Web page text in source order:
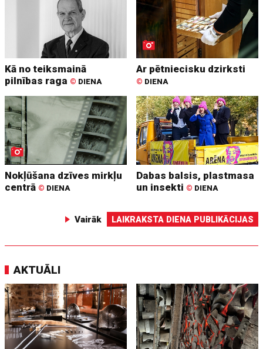
Kā no teiksmainā
pilnības raga © DIENA
Ar pētniecisku dzirksti
© DIENA
Nokļūšana dzīves mirkļu
centrā © DIENA
Dabas balsis, plastmasa
un insekti © DIENA
Vairāk LAIKRAKSTA DIENA PUBLIKĀCIJAS
AKTUĀLI